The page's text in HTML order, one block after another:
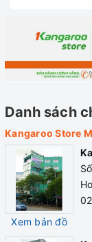
Được trang bị 3
Lạnh –
Danh sách
Kangaroo Store
Xem bản đồ